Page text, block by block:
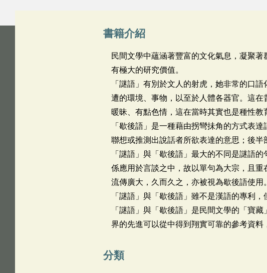
書籍介紹
民間文學中蘊涵著豐富的文化氣息，凝聚
有極大的研究價值。
「謎語」有別於文人的射虎，她非常的口
遭的環境、事物，以至於人體各器官。這
暖昧、有點色情，這在當時其實也是種性教
「歇後語」是一種藉由拐彎抺角的方式表
聯想或推測出說話者所欲表達的意思；後半
「謎語」與「歇後語」最大的不同是謎語
係應用於言談之中，故以單句為大宗，且
流傳廣大，久而久之，亦被視為歇後語使用。
「謎語」與「歇後語」雖不是漢語的專利
「謎語」與「歇後語」是民間文學的「寶
界的先進可以從中得到翔實可靠的參考資料
分類